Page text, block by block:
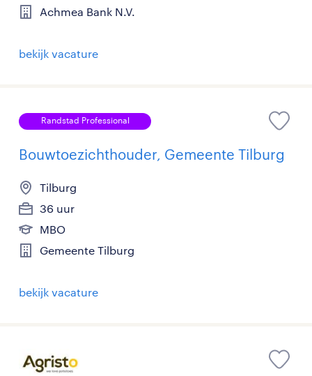
Achmea Bank N.V.
bekijk vacature
Randstad Professional
Bouwtoezichthouder, Gemeente Tilburg
Tilburg
36 uur
MBO
Gemeente Tilburg
bekijk vacature